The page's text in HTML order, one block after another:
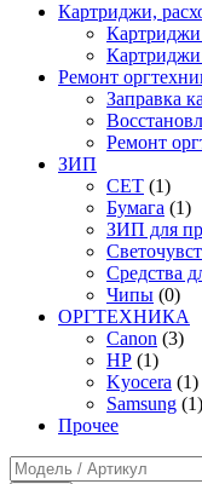
Картриджи,
Картриджи
Картриджи
Ремонт
Заправка
Ремонт
ЗИП
CET (1)
Бумага (1)
ЗИП для
Средства
Чипы (0)
ОРГТЕХНИКА
Canon (3)
HP (1)
Kyocera (1)
Samsung (1)
Прочее